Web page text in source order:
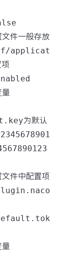
件一般存放
applicat
项
为默认
件中配置项